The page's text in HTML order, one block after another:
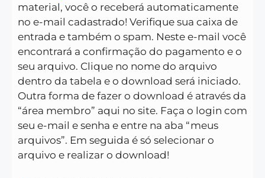
material, você o receberá automaticamente
no e-mail cadastrado! Verifique sua caixa de
entrada e também o spam. Neste e-mail você
encontrará a confirmação do pagamento e o
seu arquivo. Clique no nome do arquivo
dentro da tabela e o download será iniciado.
Outra forma de fazer o download é através da
“área membro” aqui no site. Faça o login com
seu e-mail e senha e entre na aba “meus
arquivos”. Em seguida é só selecionar o
arquivo e realizar o download!